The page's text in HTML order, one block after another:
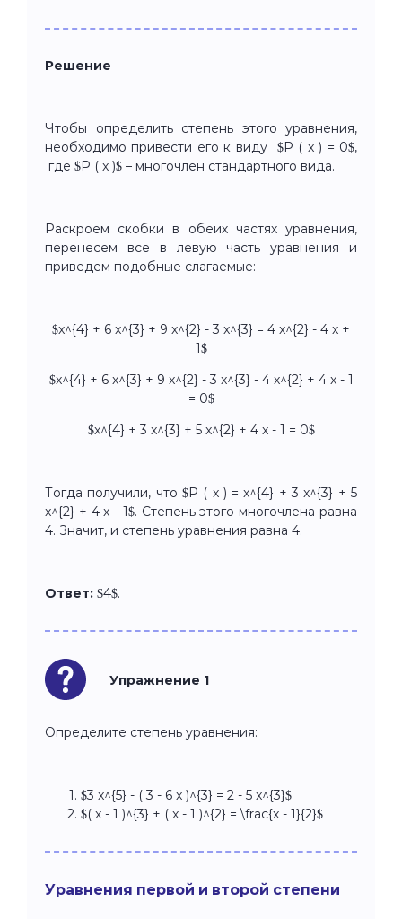
Решение
Чтобы определить степень этого уравнения,
необходимо привести его к виду $P ( x ) = 0$,
где $P ( x )$ – многочлен стандартного вида.
Раскроем скобки в обеих частях уравнения,
перенесем все в левую часть уравнения и
приведем подобные слагаемые:
$x^{4} + 6 x^{3} + 9 x^{2} - 3 x^{3} = 4 x^{2} - 4 x +
1$
$x^{4} + 6 x^{3} + 9 x^{2} - 3 x^{3} - 4 x^{2} + 4 x - 1
= 0$
$x^{4} + 3 x^{3} + 5 x^{2} + 4 x - 1 = 0$
Тогда получили, что $P ( x ) = x^{4} + 3 x^{3} + 5
x^{2} + 4 x - 1$. Степень этого многочлена равна
4. Значит, и степень уравнения равна 4.
Ответ: $4$.
Упражнение 1
Определите степень уравнения:
$3 x^{5} - ( 3 - 6 x )^{3} = 2 - 5 x^{3}$
$( x - 1 )^{3} + ( x - 1 )^{2} = \frac{x - 1}{2}$
Уравнения первой и второй степени